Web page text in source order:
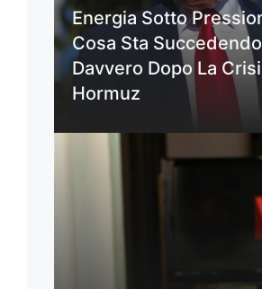
Energia Sotto
Cosa Sta Succedendo
Davvero Dopo La
Hormuz